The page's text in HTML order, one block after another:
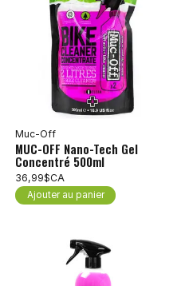
Muc-Off
MUC-OFF Nano-Tech Gel
Concentré 500ml
36,99$CA
Ajouter au panier